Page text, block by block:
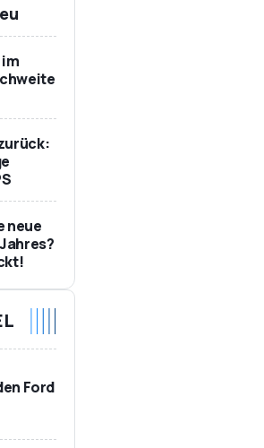
neue
Ford